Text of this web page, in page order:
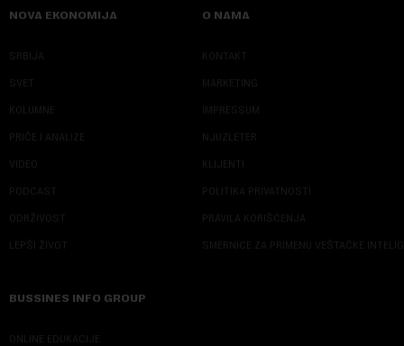
NOVA EKONOMIJA
SRBIJA
SVET
KOLUMNE
PRIČE I ANALIZE
VIDEO
PODCAST
ODRŽIVOST
LEPŠI ŽIVOT
O NAMA
KONTAKT
MARKETING
IMPRESSUM
NJUZLETER
KLIJENTI
POLITIKA PRIVATNOSTI
PRAVILA KORIŠĆENJA
SMERNICE ZA PRIMENU VEŠTAČKE
BUSSINES INFO GROUP
ONLINE EDUKACIJE